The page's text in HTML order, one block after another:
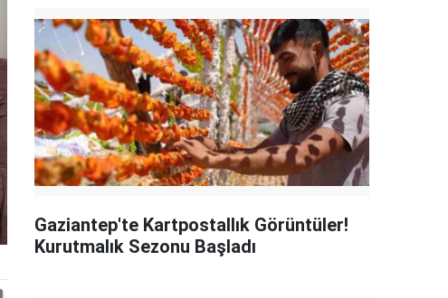
Gaziantep'te Kartpostallık Görüntüler!
Kurutmalık Sezonu Başladı